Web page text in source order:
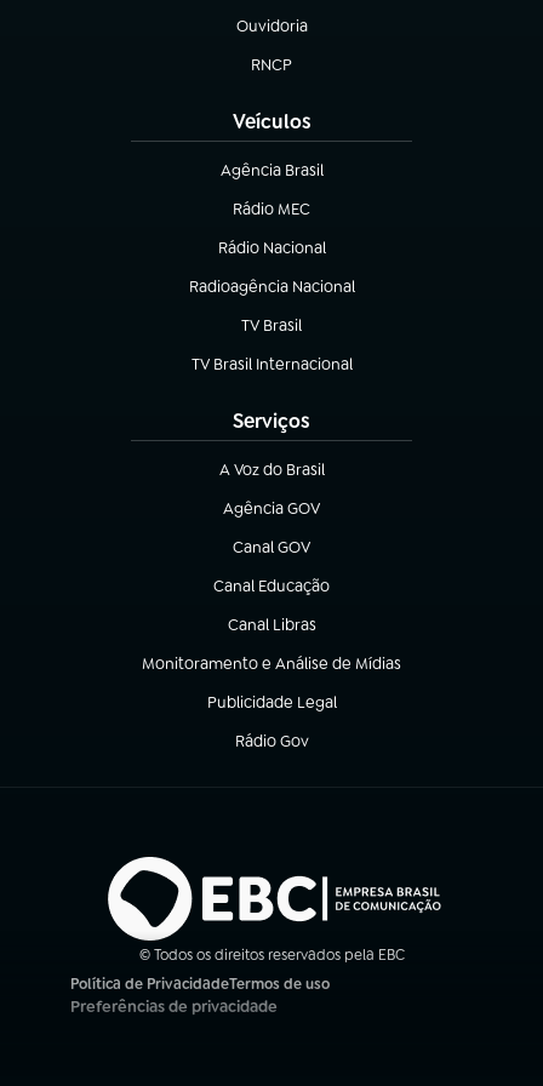
Ouvidoria
(abre em nova aba)
RNCP
(abre em nova aba)
Veículos
Agência Brasil
(abre em nova aba)
Rádio MEC
Rádio Nacional
(abre em nova aba)
Radioagência Nacional
(abre em nova aba)
TV Brasil
(abre em nova aba)
TV Brasil Internacional
(abre em nova aba)
Serviços
A Voz do Brasil
(abre em nova aba)
Agência GOV
(abre em nova aba)
Canal GOV
(abre em nova aba)
Canal Educação
(abre em nova aba)
Canal Libras
(abre em nova aba)
Monitoramento e Análise de Mídias
(abre em nova aba)
Publicidade Legal
(abre em nova aba)
Rádio Gov
(abre em nova aba)
© Todos os direitos reservados pela EBC
Política de Privacidade
(abre em nova aba)
Termos de uso
(abre em nova aba)
Preferências de privacidade